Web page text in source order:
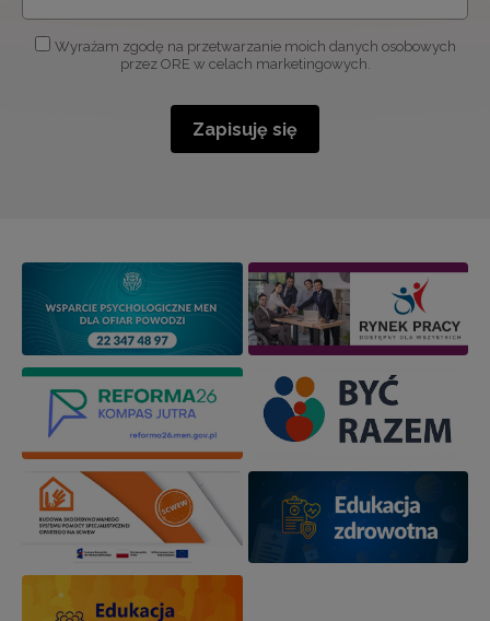
Wyrażam zgodę na przetwarzanie moich danych osobowych
przez ORE w celach marketingowych.
Zapisuję się